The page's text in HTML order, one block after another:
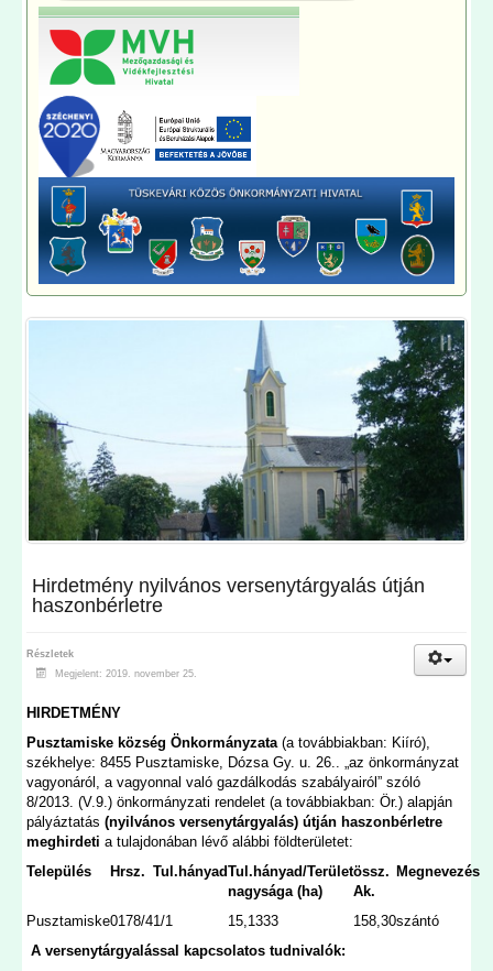
Hirdetmény nyilvános versenytárgyalás útján
haszonbérletre
Részletek
Megjelent: 2019. november 25.
HIRDETMÉNY
Pusztamiske község Önkormányzata(a továbbiakban: Kiíró),
székhelye: 8455 Pusztamiske, Dózsa Gy. u. 26.. „az önkormányzat
vagyonáról, a vagyonnal való gazdálkodás szabályairól” szóló
8/2013. (V.9.) önkormányzati rendelet (a továbbiakban: Ör.) alapján
pályáztatás(nyilvános versenytárgyalás) útján haszonbérletre
meghirdetia tulajdonában lévő alábbi földterületet:
Település
Hrsz. Tul.hányadTul.hányad/Terület
nagysága (ha)
össz.
Ak.
Megnevezés
Pusztamiske0178/41/1 15,1333 158,30szántó
A versenytárgyalással kapcsolatos tudnivalók: